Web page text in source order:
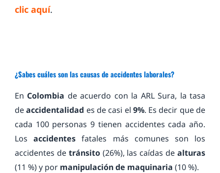
clic aquí.
¿Sabes cuáles son las causas de accidentes laborales?
En Colombia de acuerdo con la ARL Sura, la tasa
deaccidentalidad es de casi el 9%. Es decir que de
cada 100 personas 9 tienen accidentes cada año.
Losaccidentes fatales más comunes son los
accidentes de tránsito(26%), las caídas dealturas
(11 %) y por manipulación de maquinaria (10 %).